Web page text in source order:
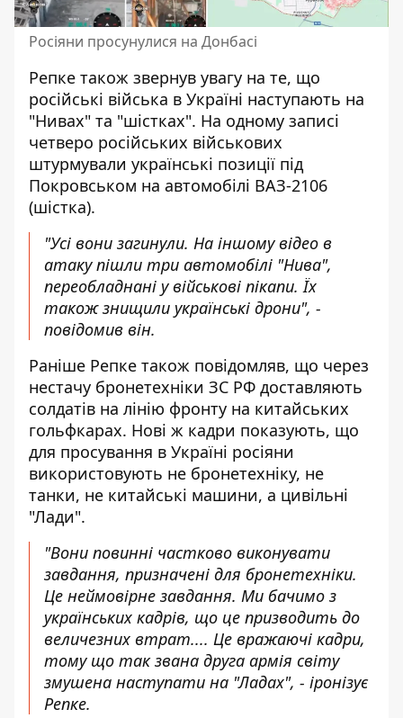
Росіяни просунулися на Донбасі
Репке також звернув увагу на те, що
російські війська в Україні наступають на
"Нивах" та "шістках". На одному записі
четверо російських військових
штурмували українські позиції під
Покровськом на автомобілі ВАЗ-2106
(шістка).
"Усі вони загинули. На іншому відео в
атаку пішли три автомобілі "Нива",
переобладнані у військові пікапи. Їх
також знищили українські дрони", -
повідомив він.
Раніше Репке також повідомляв, що через
нестачу бронетехніки ЗС РФ доставляють
солдатів на лінію фронту на китайських
гольфкарах. Нові ж кадри показують, що
для просування в Україні росіяни
використовують не бронетехніку, не
танки, не китайські машини, а цивільні
"Лади".
"Вони повинні частково виконувати
завдання, призначені для бронетехніки.
Це неймовірне завдання. Ми бачимо з
українських кадрів, що це призводить до
величезних втрат.... Це вражаючі кадри,
тому що так звана друга армія світу
змушена наступати на "Ладах", - іронізує
Репке.